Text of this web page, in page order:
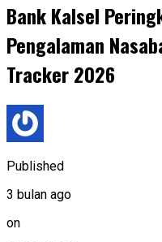
Bank Kalsel
Pengalaman
Tracker 2026
Published
3 bulan ago
on